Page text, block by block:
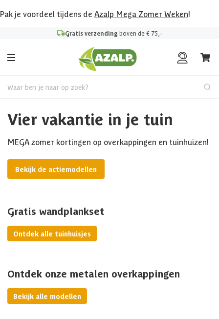
Pak je voordeel tijdens de Azalp Mega Zomer Weken!
Gratis verzending boven de € 75,-
Waar ben je naar op zoek?
Vier vakantie in je tuin
MEGA zomer kortingen op overkappingen en tuinhuizen!
Bekijk de actiemodellen
Gratis wandplankset
Ontdek alle tuinhuisjes
Ontdek onze metalen overkappingen
Bekijk alle modellen